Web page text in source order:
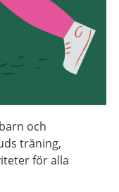
och
träning,
för alla